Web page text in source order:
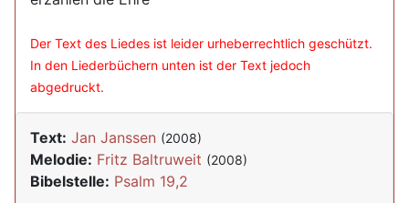
Der Text des Liedes ist leider urheberrechtlich geschützt.
In den Liederbüchern unten ist der Text jedoch
abgedruckt.
Text: Jan Janssen (2008)
Melodie: Fritz Baltruweit (2008)
Bibelstelle: Psalm 19,2